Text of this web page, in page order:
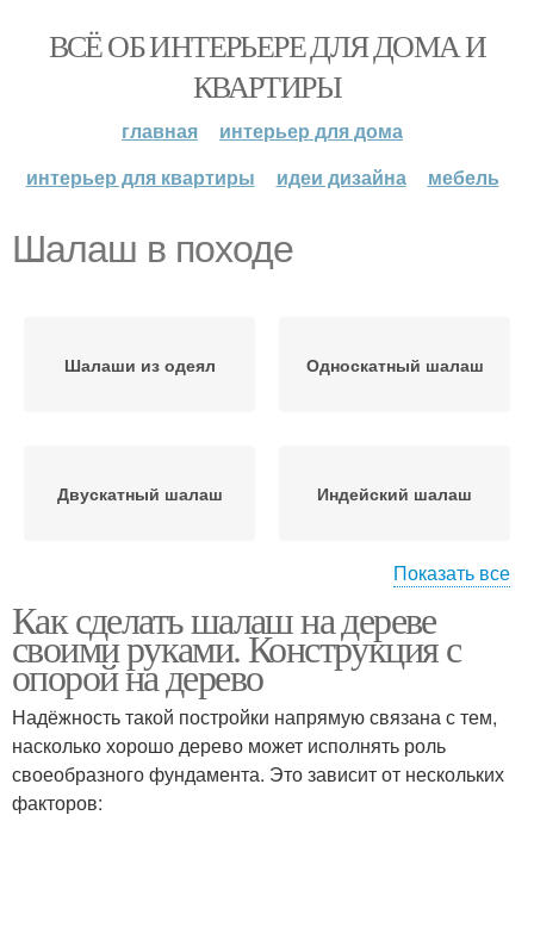
ВСЁ ОБ ИНТЕРЬЕРЕ ДЛЯ ДОМА И
КВАРТИРЫ
главная
интерьер для дома
интерьер для квартиры
идеи дизайна мебель
Шалаш в походе
Шалаши из одеял Односкатный шалаш
Двускатный шалаш Индейский шалаш
Детский шалаш
условиях
Шалаш для детей Шалаши для детей
Показать все
Как сделать шалаш на дереве
своими руками. Конструкция с
опорой на дерево
Надёжность такой постройки напрямую связана с тем,
насколько хорошо дерево может исполнять роль
своеобразного фундамента. Это зависит от нескольких
факторов: